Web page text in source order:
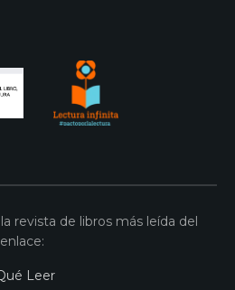
revista de libros más leída del
Leer